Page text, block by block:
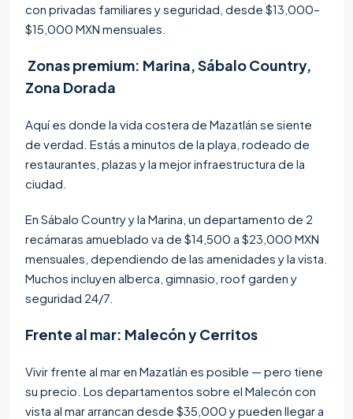
con privadas familiares y seguridad, desde $13,000–
$15,000 MXN mensuales.
Zonas premium: Marina, Sábalo Country,
Zona Dorada
Aquí es donde la vida costera de Mazatlán se siente
de verdad. Estás a minutos de la playa, rodeado de
restaurantes, plazas y la mejor infraestructura de la
ciudad.
En Sábalo Country y la Marina, un departamento de 2
recámaras amueblado va de $14,500 a $23,000 MXN
mensuales, dependiendo de las amenidades y la vista.
Muchos incluyen alberca, gimnasio, roof garden y
seguridad 24/7.
Frente al mar: Malecón y Cerritos
Vivir frente al mar en Mazatlán es posible — pero tiene
su precio. Los departamentos sobre el Malecón con
vista al mar arrancan desde $35,000 y pueden llegar a